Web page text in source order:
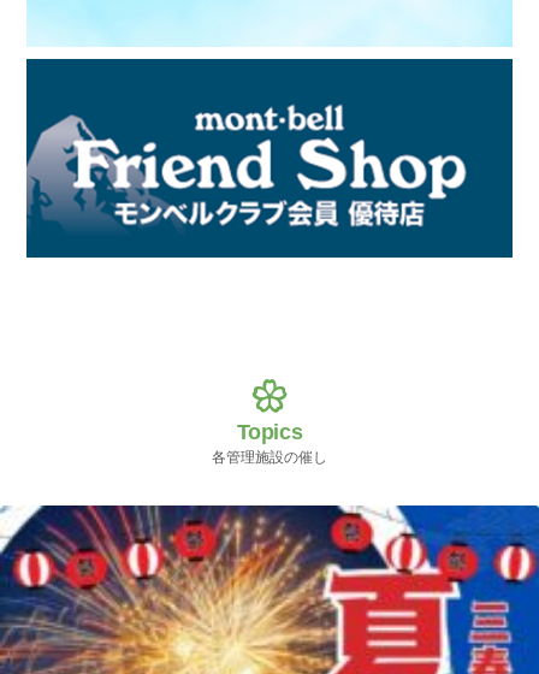
Topics
各管理施設の催し